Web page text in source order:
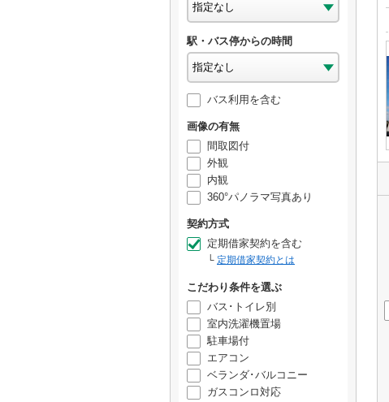
駅・バス停からの時間
バス利用を含む
画像の有無
間取図付
外観
内観
360°パノラマ写真あり
契約方式
定期借家契約を含む
定期借家契約とは
こだわり条件を選ぶ
バス･トイレ別
室内洗濯機置場
駐車場付
エアコン
ベランダ･バルコニー
ガスコンロ対応